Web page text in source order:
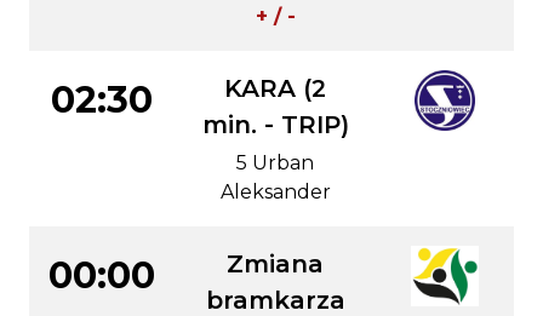
+ / -
02:30
KARA (2
min. - TRIP)
5 Urban
Aleksander
00:00
Zmiana
bramkarza